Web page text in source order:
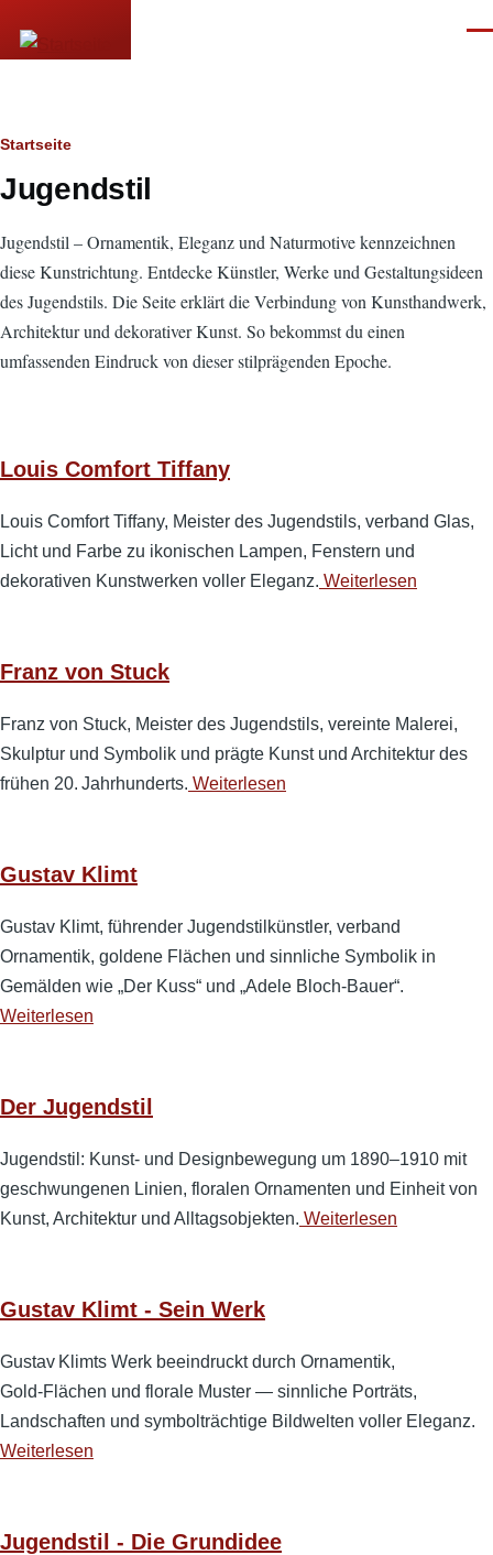
Pfadnavigation
Startseite
Jugendstil
Jugendstil – Ornamentik, Eleganz und Naturmotive kennzeichnen
diese Kunstrichtung. Entdecke Künstler, Werke und Gestaltungsideen
des Jugendstils. Die Seite erklärt die Verbindung von Kunsthandwerk,
Architektur und dekorativer Kunst. So bekommst du einen
umfassenden Eindruck von dieser stilprägenden Epoche.
Louis Comfort Tiffany
Louis Comfort Tiffany, Meister des Jugendstils, verband Glas,
Licht und Farbe zu ikonischen Lampen, Fenstern und
dekorativen Kunstwerken voller Eleganz. Weiterlesen
Franz von Stuck
Franz von Stuck, Meister des Jugendstils, vereinte Malerei,
Skulptur und Symbolik und prägte Kunst und Architektur des
frühen 20. Jahrhunderts. Weiterlesen
Gustav Klimt
Gustav Klimt, führender Jugendstilkünstler, verband
Ornamentik, goldene Flächen und sinnliche Symbolik in
Gemälden wie „Der Kuss“ und „Adele Bloch-Bauer“.
Weiterlesen
Der Jugendstil
Jugendstil: Kunst- und Designbewegung um 1890–1910 mit
geschwungenen Linien, floralen Ornamenten und Einheit von
Kunst, Architektur und Alltagsobjekten. Weiterlesen
Gustav Klimt - Sein Werk
Gustav Klimts Werk beeindruckt durch Ornamentik,
Gold‑Flächen und florale Muster — sinnliche Porträts,
Landschaften und symbolträchtige Bildwelten voller Eleganz.
Weiterlesen
Jugendstil - Die Grundidee